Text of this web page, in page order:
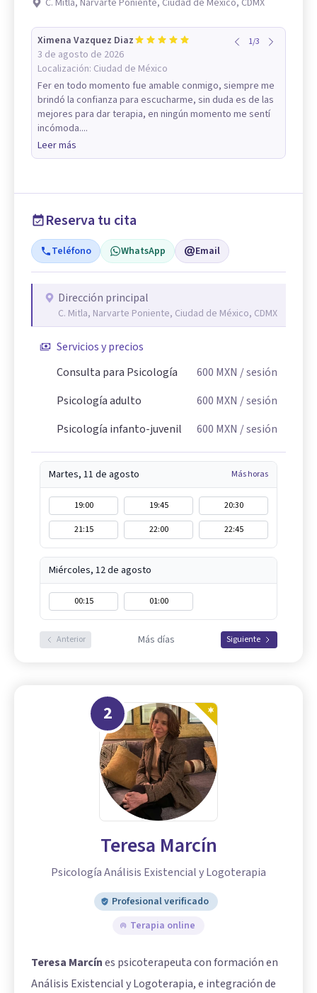
Ximena Vazquez Diaz
3 de agosto de 2026
Localización: Ciudad de México
1/3
Fer en todo momento fue amable conmigo, siempre me
brindó la confianza para escucharme, sin duda es de las
mejores para dar terapia, en ningún momento me sentí
incómoda....
Leer más
Reserva tu cita
Teléfono WhatsApp Email
Dirección principal
C. Mitla, Narvarte Poniente, Ciudad de México, CDMX
Servicios y precios
Consulta para Psicología
600 MXN / sesión
Psicología adulto
600 MXN / sesión
Psicología infanto-juvenil
600 MXN / sesión
Martes, 11 de agosto Más horas
19:00 19:45
20:30
21:15
22:00 22:45
Miércoles, 12 de agosto
00:15 01:00
Anterior Más días Siguiente
2
Teresa Marcín
Psicología Análisis Existencial y Logoterapia
Profesional verificado
Terapia online
Teresa Marcínes psicoterapeuta con formación en
Análisis Existencial y Logoterapia, e integración de